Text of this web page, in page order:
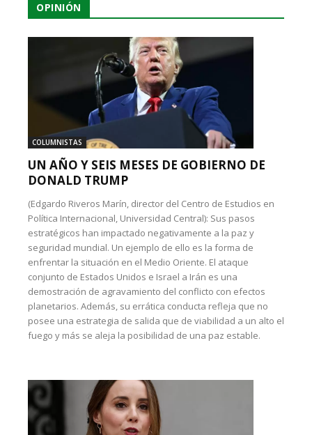
OPINIÓN
COLUMNISTAS
UN AÑO Y SEIS MESES DE GOBIERNO DE
DONALD TRUMP
(Edgardo Riveros Marín, director del Centro de Estudios en
Política Internacional, Universidad Central): Sus pasos
estratégicos han impactado negativamente a la paz y
seguridad mundial. Un ejemplo de ello es la forma de
enfrentar la situación en el Medio Oriente. El ataque
conjunto de Estados Unidos e Israel a Irán es una
demostración de agravamiento del conflicto con efectos
planetarios. Además, su errática conducta refleja que no
posee una estrategia de salida que de viabilidad a un alto el
fuego y más se aleja la posibilidad de una paz estable.